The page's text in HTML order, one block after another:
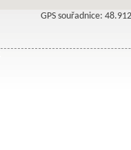
GPS souřadnice: